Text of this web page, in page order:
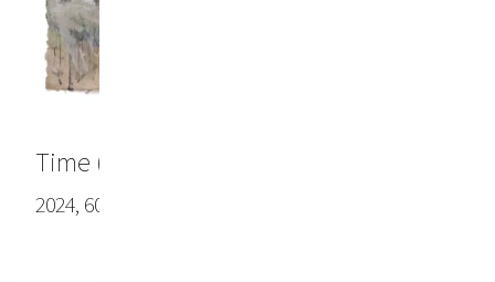
Time (Zeit)
2024, 60.6 x 111.8 in (154 x 284 cm), Lokta paper